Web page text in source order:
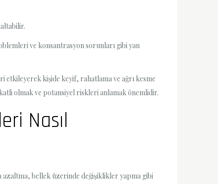
ve konsantrasyon sorunları gibi yan
kişide keyif, rahatlama ve ağrı kesme
olmak ve potansiyel riskleri anlamak önemlidir.
Nasıl
bellek üzerinde değişiklikler yapma gibi